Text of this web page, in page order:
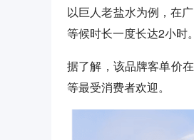
以巨人老盐水为例，在
等候时长一度长达2小时。
据了解，该品牌客单价
等最受消费者欢迎。